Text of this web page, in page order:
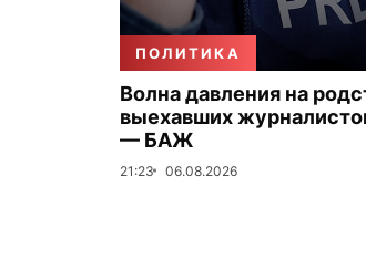
ПОЛИТИКА
Волна давления на
выехавших
— БАЖ
21:23 06.08.2026